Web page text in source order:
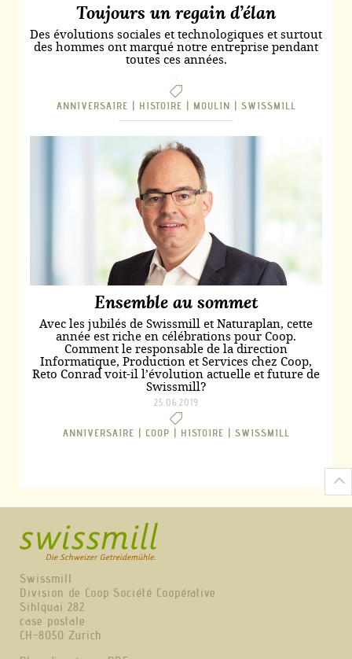
Toujours un regain d’élan
Des évolutions sociales et technologiques et surtout
des hommes ont marqué notre entreprise pendant
toutes ces années.
..
ANNIVERSAIRE | HISTOIRE | MOULIN | SWISSMILL
Ensemble au sommet
Avec les jubilés de Swissmill et Naturaplan, cette
année est riche en célébrations pour Coop.
Comment le responsable de la direction
Informatique, Production et Services chez Coop,
Reto Conrad voit-il l’évolution actuelle et future de
Swissmill?
25.06.2019
ANNIVERSAIRE | COOP | HISTOIRE | SWISSMILL
Swissmill
Division de Coop Société Coopérative
Sihlquai 282
case postale
CH-8050 Zurich